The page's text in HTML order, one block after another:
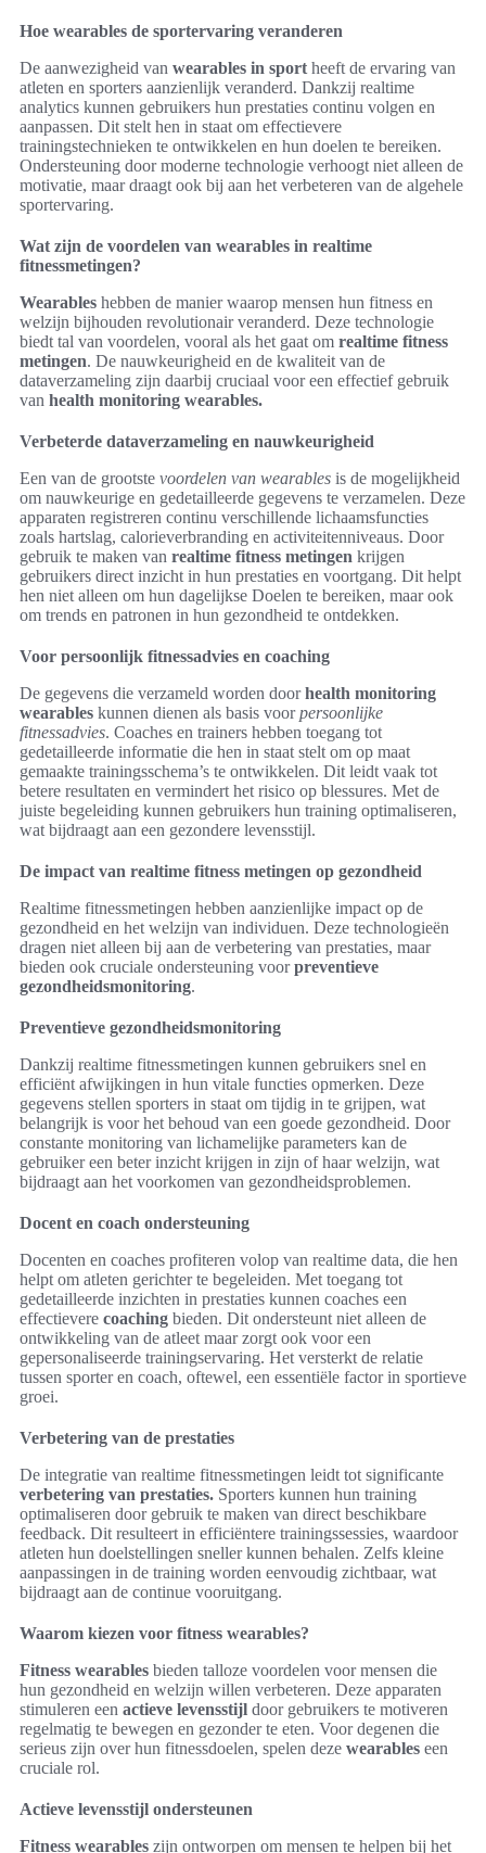
Hoe wearables de sportervaring veranderen
De aanwezigheid van wearables in sport heeft de ervaring van
atleten en sporters aanzienlijk veranderd. Dankzij realtime
analytics kunnen gebruikers hun prestaties continu volgen en
aanpassen. Dit stelt hen in staat om effectievere
trainingstechnieken te ontwikkelen en hun doelen te bereiken.
Ondersteuning door moderne technologie verhoogt niet alleen de
motivatie, maar draagt ook bij aan het verbeteren van de algehele
sportervaring.
Wat zijn de voordelen van wearables in realtime
fitnessmetingen?
Wearables hebben de manier waarop mensen hun fitness en
welzijn bijhouden revolutionair veranderd. Deze technologie
biedt tal van voordelen, vooral als het gaat om realtime fitness
metingen. De nauwkeurigheid en de kwaliteit van de
dataverzameling zijn daarbij cruciaal voor een effectief gebruik
van health monitoring wearables.
Verbeterde dataverzameling en nauwkeurigheid
Een van de grootste voordelen van wearables is de mogelijkheid
om nauwkeurige en gedetailleerde gegevens te verzamelen. Deze
apparaten registreren continu verschillende lichaamsfuncties
zoals hartslag, calorieverbranding en activiteitenniveaus. Door
gebruik te maken van realtime fitness metingen krijgen
gebruikers direct inzicht in hun prestaties en voortgang. Dit helpt
hen niet alleen om hun dagelijkse Doelen te bereiken, maar ook
om trends en patronen in hun gezondheid te ontdekken.
Voor persoonlijk fitnessadvies en coaching
De gegevens die verzameld worden doorhealth monitoring
wearables kunnen dienen als basis voorpersoonlijke
fitnessadvies. Coaches en trainers hebben toegang tot
gedetailleerde informatie die hen in staat stelt om op maat
gemaakte trainingsschema’s te ontwikkelen. Dit leidt vaak tot
betere resultaten en vermindert het risico op blessures. Met de
juiste begeleiding kunnen gebruikers hun training optimaliseren,
wat bijdraagt aan een gezondere levensstijl.
De impact van realtime fitness metingen op gezondheid
Realtime fitnessmetingen hebben aanzienlijke impact op de
gezondheid en het welzijn van individuen. Deze technologieën
dragen niet alleen bij aan de verbetering van prestaties, maar
bieden ook cruciale ondersteuning voorpreventieve
gezondheidsmonitoring.
Preventieve gezondheidsmonitoring
Dankzij realtime fitnessmetingen kunnen gebruikers snel en
efficiënt afwijkingen in hun vitale functies opmerken. Deze
gegevens stellen sporters in staat om tijdig in te grijpen, wat
belangrijk is voor het behoud van een goede gezondheid. Door
constante monitoring van lichamelijke parameters kan de
gebruiker een beter inzicht krijgen in zijn of haar welzijn, wat
bijdraagt aan het voorkomen van gezondheidsproblemen.
Docent en coach ondersteuning
Docenten en coaches profiteren volop van realtime data, die hen
helpt om atleten gerichter te begeleiden. Met toegang tot
gedetailleerde inzichten in prestaties kunnen coaches een
effectievere coaching bieden. Dit ondersteunt niet alleen de
ontwikkeling van de atleet maar zorgt ook voor een
gepersonaliseerde trainingservaring. Het versterkt de relatie
tussen sporter en coach, oftewel, een essentiële factor in sportieve
groei.
Verbetering van de prestaties
De integratie van realtime fitnessmetingen leidt tot significante
verbetering van prestaties. Sporters kunnen hun training
optimaliseren door gebruik te maken van direct beschikbare
feedback. Dit resulteert in efficiëntere trainingssessies, waardoor
atleten hun doelstellingen sneller kunnen behalen. Zelfs kleine
aanpassingen in de training worden eenvoudig zichtbaar, wat
bijdraagt aan de continue vooruitgang.
Waarom kiezen voor fitness wearables?
Fitness wearables bieden talloze voordelen voor mensen die
hun gezondheid en welzijn willen verbeteren. Deze apparaten
stimuleren een actieve levensstijl door gebruikers te motiveren
regelmatig te bewegen en gezonder te eten. Voor degenen die
serieus zijn over hun fitnessdoelen, spelen deze wearables een
cruciale rol.
Actieve levensstijl ondersteunen
Fitness wearables zijn ontworpen om mensen te helpen bij het